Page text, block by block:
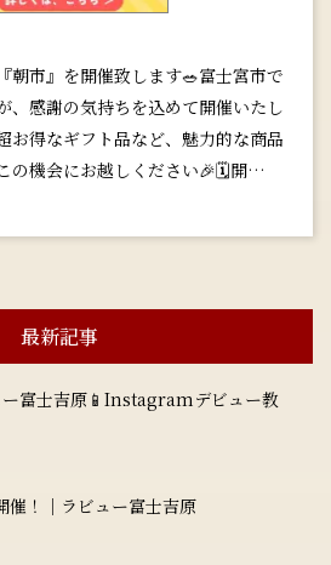
朝市』を開催致します🥗富士宮市で
、感謝の気持ちを込めて開催いたし
お得なギフト品など、魅力的な商品
の機会にお越しください🎉🗓️開…
最新記事
富士吉原📱Instagramデビュー教
催！｜ラビュー富士吉原